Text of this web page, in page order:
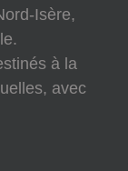
Isère,
à la
avec